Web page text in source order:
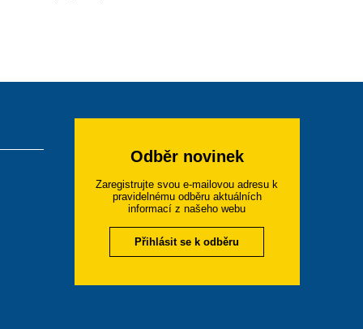
Odběr novinek
Zaregistrujte svou e-mailovou adresu k
pravidelnému odběru aktuálních
informací z našeho webu
Přihlásit se k odběru